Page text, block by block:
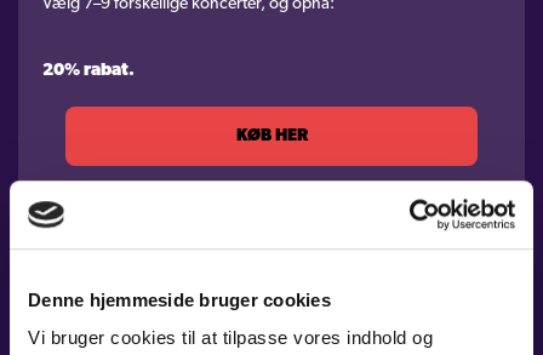
Denne hjemmeside bruger cookies
Vi bruger cookies til at tilpasse vores indhold og
Vælg 7–9 forskellige koncerter, og opnå:
20% rabat.
KØB HER